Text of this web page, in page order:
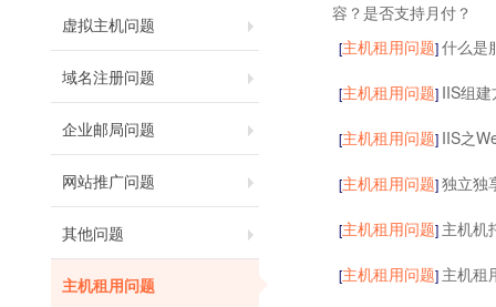
虚拟主机问题
域名注册问题
企业邮局问题
网站推广问题
其他问题
主机租用问题
容？是否支持月付？
[主机租用问题]什么是
[主机租用问题] IIS组
[主机租用问题] IIS之
[主机租用问题]独立独
[主机租用问题] 主机机
[主机租用问题] 主机租